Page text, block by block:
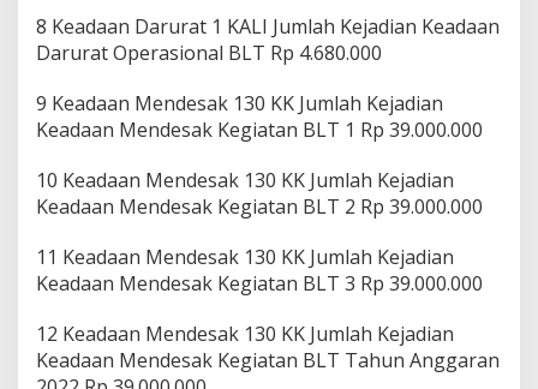
8 Keadaan Darurat 1 KALI Jumlah Kejadian Keadaan
Darurat Operasional BLT Rp 4.680.000
9 Keadaan Mendesak 130 KK Jumlah Kejadian
Keadaan Mendesak Kegiatan BLT 1 Rp 39.000.000
10 Keadaan Mendesak 130 KK Jumlah Kejadian
Keadaan Mendesak Kegiatan BLT 2 Rp 39.000.000
11 Keadaan Mendesak 130 KK Jumlah Kejadian
Keadaan Mendesak Kegiatan BLT 3 Rp 39.000.000
12 Keadaan Mendesak 130 KK Jumlah Kejadian
Keadaan Mendesak Kegiatan BLT Tahun Anggaran